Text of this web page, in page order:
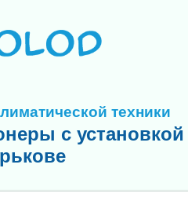
техники
с установкой